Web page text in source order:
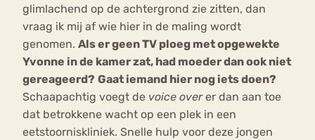
glimlachend op de achtergrond zie zitten, dan
vraag ik mij af wie hier in de maling wordt
genomen. Als er geen TV ploeg met opgewekte
Yvonne in de kamer zat, had moeder dan ook niet
gereageerd? Gaat iemand hier nog iets doen?
Schaapachtig voegt de voice overer dan aan toe
dat betrokkene wacht op een plek in een
eetstoorniskliniek. Snelle hulp voor deze jongen